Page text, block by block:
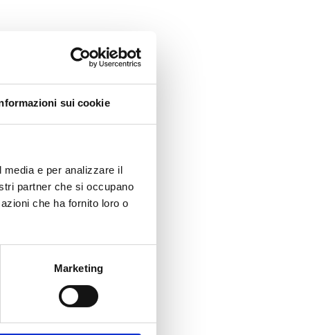
sui cookie
e per analizzare il
partner che si occupano
che ha fornito loro o
Marketing